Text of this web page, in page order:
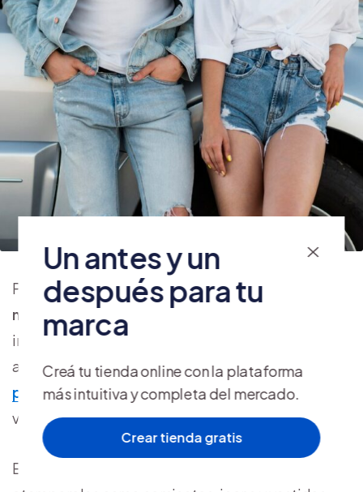
Para comprender mejor cuáles son los
más vendidos en Argentina
indumentaria es esencial tener en cuenta algunos
aspectos clave. Si te preguntabas “qué negocio
puedo emprender“, quizá la respuesta ideal para
vos esté en este rubro.
En primer lugar, las prendas de vestir básicas y
Un antes y un
después para tu
marca
Creá tu tienda online con la plataforma
más intuitiva y completa del mercado.
Crear tienda gratis